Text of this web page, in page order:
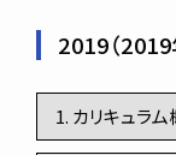
2019（
1. カリキュラム